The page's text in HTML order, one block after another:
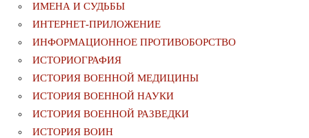
ИМЕНА И СУДЬБЫ
ИНТЕРНЕТ-ПРИЛОЖЕНИЕ
ИНФОРМАЦИОННОЕ ПРОТИВОБОРСТВО
ИСТОРИОГРАФИЯ
ИСТОРИЯ ВОЕННОЙ МЕДИЦИНЫ
ИСТОРИЯ ВОЕННОЙ НАУКИ
ИСТОРИЯ ВОЕННОЙ РАЗВЕДКИ
ИСТОРИЯ ВОИН